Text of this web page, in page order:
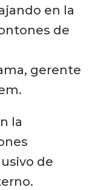
en la
de
gerente
la
de